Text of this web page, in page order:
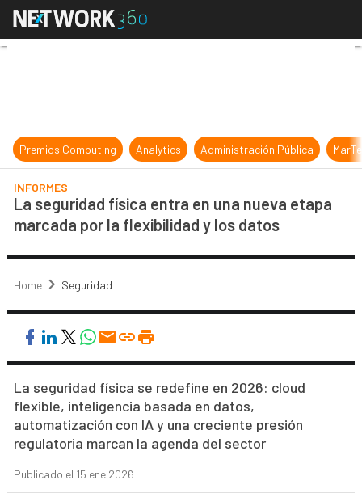
La seguridad física entra en una
Premios Computing Analytics Administración Pública
INFORMES
La seguridad física entra en una nueva etapa
marcada por la flexibilidad y los datos
Home Seguridad
La seguridad física se redefine en 2026: cloud
flexible, inteligencia basada en datos,
automatización con IA y una creciente presión
regulatoria marcan la agenda del sector
Publicado el 15 ene 2026